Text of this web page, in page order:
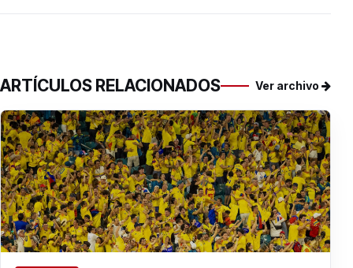
ARTÍCULOS RELACIONADOS Ver archivo